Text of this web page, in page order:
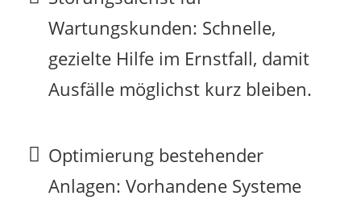
Wartungskunden: Schnelle,
gezielte Hilfe im Ernstfall, damit
Ausfälle möglichst kurz bleiben.
Optimierung bestehender
Anlagen: Vorhandene Systeme